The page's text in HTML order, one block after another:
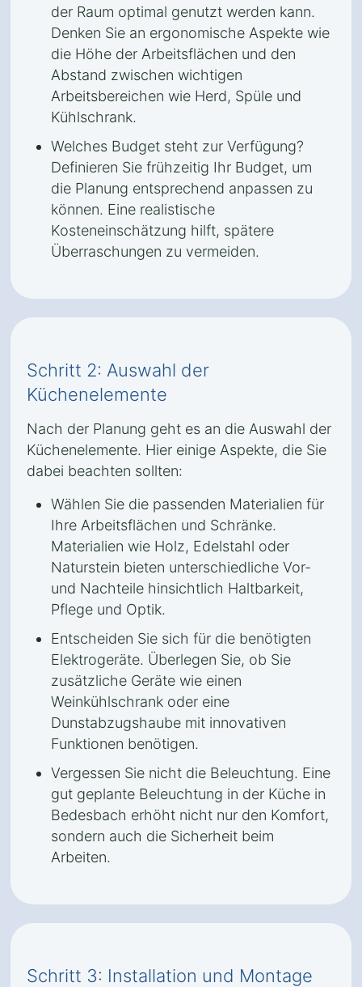
der Raum optimal genutzt werden kann.
Denken Sie an ergonomische Aspekte wie
die Höhe der Arbeitsflächen und den
Abstand zwischen wichtigen
Arbeitsbereichen wie Herd, Spüle und
Kühlschrank.
Welches Budget steht zur Verfügung?
Definieren Sie frühzeitig Ihr Budget, um
die Planung entsprechend anpassen zu
können. Eine realistische
Kosteneinschätzung hilft, spätere
Überraschungen zu vermeiden.
Schritt 2: Auswahl der
Küchenelemente
Nach der Planung geht es an die Auswahl der
Küchenelemente. Hier einige Aspekte, die Sie
dabei beachten sollten:
Wählen Sie die passenden Materialien für
Ihre Arbeitsflächen und Schränke.
Materialien wie Holz, Edelstahl oder
Naturstein bieten unterschiedliche Vor-
und Nachteile hinsichtlich Haltbarkeit,
Pflege und Optik.
Entscheiden Sie sich für die benötigten
Elektrogeräte. Überlegen Sie, ob Sie
zusätzliche Geräte wie einen
Weinkühlschrank oder eine
Dunstabzugshaube mit innovativen
Funktionen benötigen.
Vergessen Sie nicht die Beleuchtung. Eine
gut geplante Beleuchtung in der Küche in
Bedesbach erhöht nicht nur den Komfort,
sondern auch die Sicherheit beim
Arbeiten.
Schritt 3: Installation und Montage